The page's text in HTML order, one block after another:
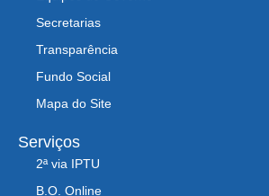
Secretarias
Transparência
Fundo Social
Mapa do Site
Serviços
2ª via IPTU
B.O. Online